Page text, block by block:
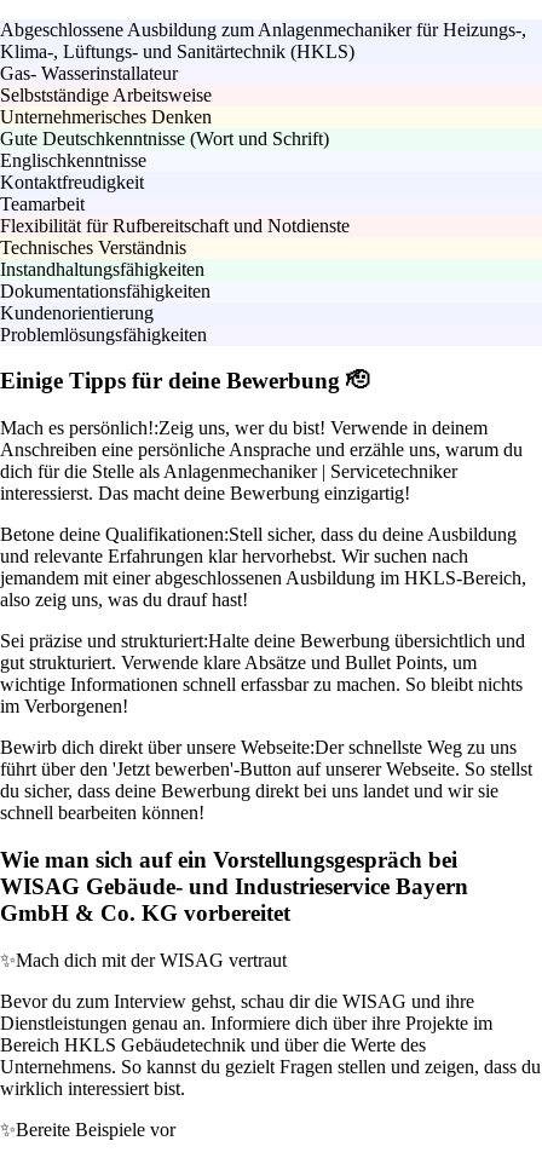
Abgeschlossene Ausbildung zum Anlagenmechaniker für Heizungs-,
Klima-, Lüftungs- und Sanitärtechnik (HKLS)
Gas- Wasserinstallateur
Selbstständige Arbeitsweise
Unternehmerisches Denken
Gute Deutschkenntnisse (Wort und Schrift)
Englischkenntnisse
Kontaktfreudigkeit
Teamarbeit
Flexibilität für Rufbereitschaft und Notdienste
Technisches Verständnis
Instandhaltungsfähigkeiten
Dokumentationsfähigkeiten
Kundenorientierung
Problemlösungsfähigkeiten
Einige Tipps für deine Bewerbung 🫡
Mach es persönlich!:Zeig uns, wer du bist! Verwende in deinem
Anschreiben eine persönliche Ansprache und erzähle uns, warum du
dich für die Stelle als Anlagenmechaniker | Servicetechniker
interessierst. Das macht deine Bewerbung einzigartig!
Betone deine Qualifikationen:Stell sicher, dass du deine Ausbildung
und relevante Erfahrungen klar hervorhebst. Wir suchen nach
jemandem mit einer abgeschlossenen Ausbildung im HKLS-Bereich,
also zeig uns, was du drauf hast!
Sei präzise und strukturiert:Halte deine Bewerbung übersichtlich und
gut strukturiert. Verwende klare Absätze und Bullet Points, um
wichtige Informationen schnell erfassbar zu machen. So bleibt nichts
im Verborgenen!
Bewirb dich direkt über unsere Webseite:Der schnellste Weg zu uns
führt über den 'Jetzt bewerben'-Button auf unserer Webseite. So stellst
du sicher, dass deine Bewerbung direkt bei uns landet und wir sie
schnell bearbeiten können!
Wie man sich auf ein Vorstellungsgespräch bei
WISAG Gebäude- und Industrieservice Bayern
GmbH & Co. KG vorbereitet
✨Mach dich mit der WISAG vertraut
Bevor du zum Interview gehst, schau dir die WISAG und ihre
Dienstleistungen genau an. Informiere dich über ihre Projekte im
Bereich HKLS Gebäudetechnik und über die Werte des
Unternehmens. So kannst du gezielt Fragen stellen und zeigen, dass du
wirklich interessiert bist.
✨Bereite Beispiele vor